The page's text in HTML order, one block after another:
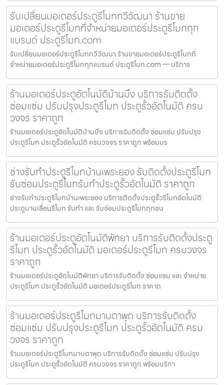
รับเปลี่ยนมอเตอร์ประตูรีโมททวีวัฒนา ร้านขาย
มอเตอร์ประตูรีโมทที่จำหน่ายมอเตอร์ประตูรีโมททุก
แบรนด์ ประตูรีโมท.com
รับเปลี่ยนมอเตอร์ประตูรีโมททวีวัฒนา ร้านขายมอเตอร์ประตูรีโมทที่
จำหน่ายมอเตอร์ประตูรีโมททุกแบรนด์ ประตูรีโมท.com — บริการ
ร้านมอเตอร์ประตูอัตโนมัติบ้านบึง บริการรับติดตั้ง
ซ่อมแซ่ม ปรับปรุงประตูรีโมท ประตูรั้วอัตโนมัติ ครบ
วงจร ราคาถูก
ร้านมอเตอร์ประตูอัตโนมัติบ้านบึง บริการรับติดตั้ง ซ่อมแซ่ม ปรับปรุง
ประตูรีโมท ประตูรั้วอัตโนมัติ ครบวงจร ราคาถูก พร้อมบร
ช่างรับทำประตูรีโมทบ้านเพระยอง รับติดตั้งประตูรีโมท
รับซ่อมประตูรีโมทรับทำประตูรั้วอัตโนมัติ ราคาถูก
ช่างรับทำประตูรีโมทบ้านเพระยอง บริการติดตั้งประตูรั้วรีโมทอัตโนมัติ
ประตูบานเลื่อนรีโมท รับทำ และ รับซ่อมประตูรีโมททุกชน
ร้านมอเตอร์ประตูอัตโนมัติพัทยา บริการรับติดตั้งประตู
รีโมท ประตูรั้วอัตโนมัติ มอเตอร์ประตูรีโมท ครบวงจร
ราคาถูก
ร้านมอเตอร์ประตูอัตโนมัติพัทยา บริการรับติดตั้ง ซ่อมแซม และ จำหน่าย
ประตูรีโมท ประตูรั้วอัตโนมัติ มอเตอร์ประตูรีโมท ราคาถ
ร้านมอเตอร์ประตูรีโมทมาบตาพุด บริการรับติดตั้ง
ซ่อมแซ่ม ปรับปรุงประตูรีโมท ประตูรั้วอัตโนมัติ ครบ
วงจร ราคาถูก
ร้านมอเตอร์ประตูรีโมทมาบตาพุด บริการรับติดตั้ง ซ่อมแซ่ม ปรับปรุง
ประตูรีโมท ประตูรั้วอัตโนมัติ ครบวงจร ราคาถูก พร้อมบริกา